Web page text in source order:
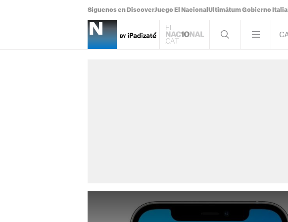
Síguenos en DiscoverJuego El Nacional Ultimátum Gobierno Italia